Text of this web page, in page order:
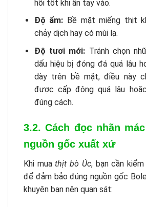
hồi tốt khi ấn tay vào.
Độ ẩm: Bề mặt miếng thịt
chảy dịch hay có mùi lạ.
Độ tươi mới: Tránh chọn
dấu hiệu bị đóng đá quá lâu
dày trên bề mặt, điều này
được cấp đông quá lâu
đúng cách.
3.2. Cách đọc nhãn
nguồn gốc xuất xứ
Khi muathịt bò Úc, bạn cần
để đảm bảo đúng nguồn gốc
khuyên bạn nên quan sát: